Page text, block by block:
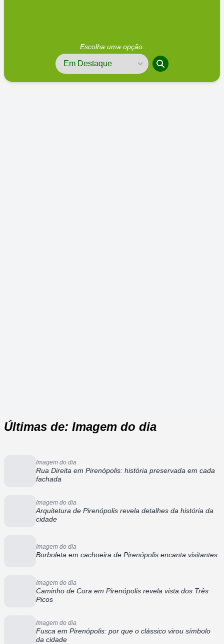
Escolha uma opção.
Últimas de: Imagem do dia
Imagem do dia
Rua Direita em Pirenópolis: história preservada em cada
fachada
Imagem do dia
Arquitetura de Pirenópolis revela detalhes da história da
cidade
Imagem do dia
Borboleta em cachoeira de Pirenópolis encanta visitantes
Imagem do dia
Caminho de Cora em Pirenópolis revela vista dos Três
Picos
Imagem do dia
Fusca em Pirenópolis: por que o clássico virou símbolo
da cidade